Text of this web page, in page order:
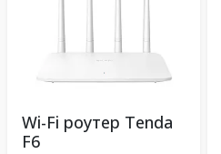
Wi-Fi роутер Tenda
F6